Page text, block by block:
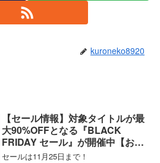
kuroneko8920
【セール情報】対象タイトルが最
大90%OFFとなる『BLACK
FRIDAY セール』が開催中【おす
すめタイトル紹介】
セールは11月25日まで！